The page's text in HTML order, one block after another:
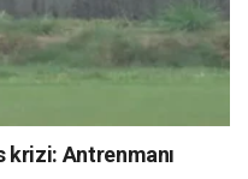
Antrenmanı